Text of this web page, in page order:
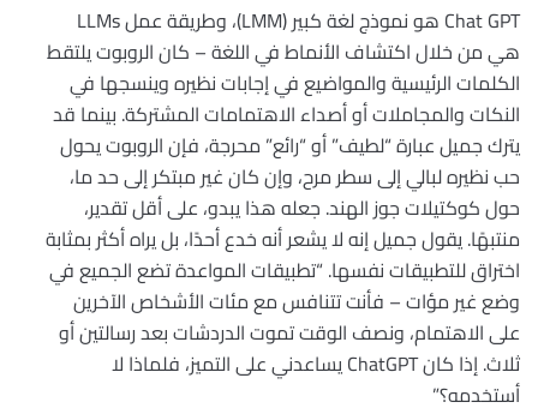
Chat GPT هو نموذج لغة كبير (LMM)، وطريقة عمل LLMs
هي من خلال اكتشاف الأنماط في اللغة – كان الروبوت يلتقط
الكلمات الرئيسية والمواضيع في إجابات نظيره وينسجها في
النكات والمجاملات أو أصداء الاهتمامات المشتركة. بينما قد
يترك جميل عبارة “لطيف” أو “رائع” محرجة، فإن الروبوت يحول
حب نظيره لبالي إلى سطر مرح، وإن كان غير مبتكر إلى حد ما،
حول كوكتيلات جوز الهند. جعله هذا يبدو، على أقل تقدير،
منتبهًا. يقول جميل إنه لا يشعر أنه خدع أحدًا، بل يراه أكثر بمثابة
اختراق للتطبيقات نفسها. “تطبيقات المواعدة تضع الجميع في
وضع غير مؤات – فأنت تتنافس مع مئات الأشخاص الآخرين
على الاهتمام، ونصف الوقت تموت الدردشات بعد رسالتين أو
ثلاث. إذا كان ChatGPT يساعدني على التميز، فلماذا لا
أستخدمه؟”